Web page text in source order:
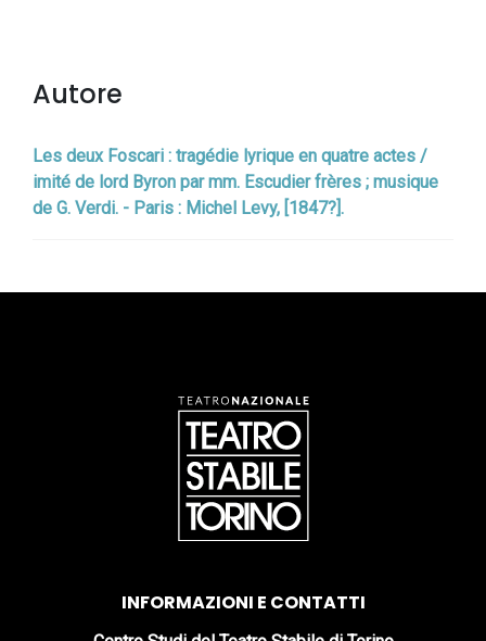
Autore
Les deux Foscari : tragédie lyrique en quatre actes /
imité de lord Byron par mm. Escudier frères ; musique
de G. Verdi. - Paris : Michel Levy, [1847?].
INFORMAZIONI E CONTATTI